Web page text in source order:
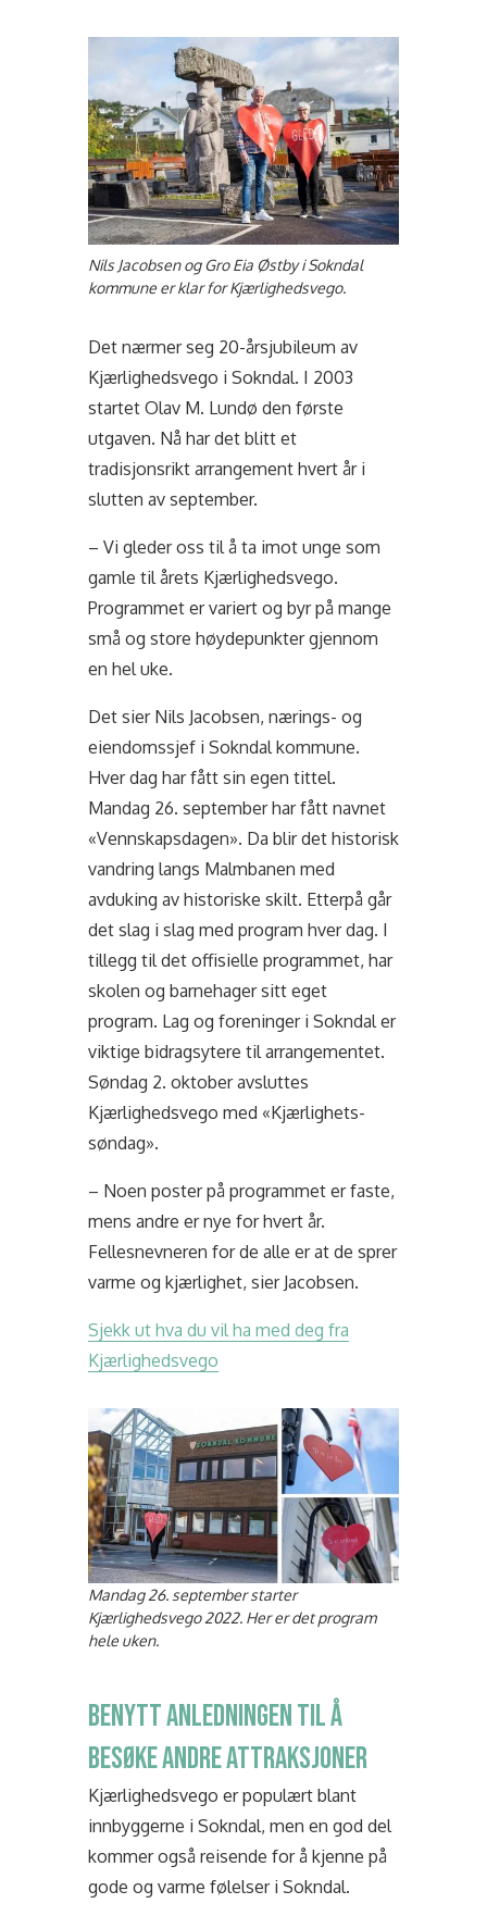
Nils Jacobsen og Gro Eia Østby i Sokndal
kommune er klar for Kjærlighedsvego.
Det nærmer seg 20-årsjubileum av
Kjærlighedsvego i Sokndal. I 2003
startet Olav M. Lundø den første
utgaven. Nå har det blitt et
tradisjonsrikt arrangement hvert år i
slutten av september.
– Vi gleder oss til å ta imot unge som
gamle til årets Kjærlighedsvego.
Programmet er variert og byr på mange
små og store høydepunkter gjennom
en hel uke.
Det sier Nils Jacobsen, nærings- og
eiendomssjef i Sokndal kommune.
Hver dag har fått sin egen tittel.
Mandag 26. september har fått navnet
«Vennskapsdagen». Da blir det historisk
vandring langs Malmbanen med
avduking av historiske skilt. Etterpå går
det slag i slag med program hver dag. I
tillegg til det offisielle programmet, har
skolen og barnehager sitt eget
program. Lag og foreninger i Sokndal er
viktige bidragsytere til arrangementet.
Søndag 2. oktober avsluttes
Kjærlighedsvego med «Kjærlighets-
søndag».
– Noen poster på programmet er faste,
mens andre er nye for hvert år.
Fellesnevneren for de alle er at de sprer
varme og kjærlighet, sier Jacobsen.
Sjekk ut hva du vil ha med deg fra
Kjærlighedsvego
Mandag 26. september starter
Kjærlighedsvego 2022. Her er det program
hele uken.
BENYTT ANLEDNINGEN TIL Å
BESØKE ANDRE ATTRAKSJONER
Kjærlighedsvego er populært blant
innbyggerne i Sokndal, men en god del
kommer også reisende for å kjenne på
gode og varme følelser i Sokndal.